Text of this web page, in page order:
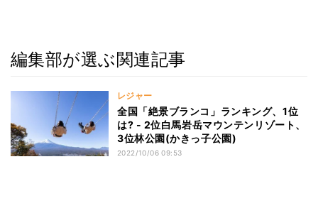
編集部が選ぶ関連記事
レジャー
全国「絶景ブランコ」ランキング、1位
は? - 2位白馬岩岳マウンテンリゾート、
3位林公園(かきっ子公園)
2022/10/06 09:53